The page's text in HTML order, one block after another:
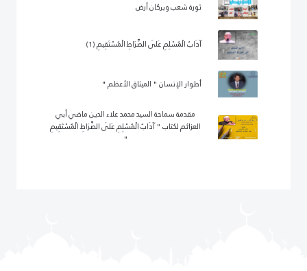
ثورة شعب وبركان أرض
آدَابُ الْمُسْلِمِ عَلَى الصِّرَاطِ الْمُسْتَقِيمِ (1)
أطوار الإنسان " الميثاق الأعظم "
مقدمة سماحة السيد محمد علاء الدين ماضي أبي
العزائم لكتاب " آدَابُ الْمُسْلِمِ عَلَى الصِّرَاطِ الْمُسْتَقِيمِ
"